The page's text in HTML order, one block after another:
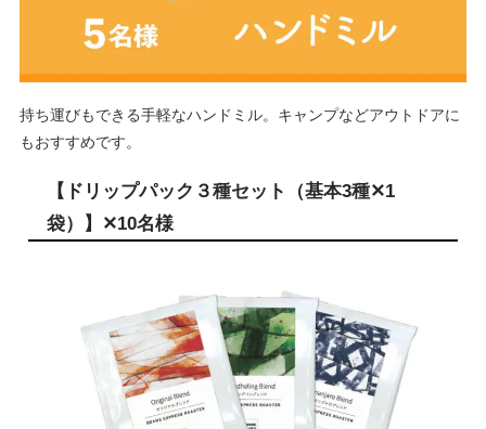
持ち運びもできる手軽なハンドミル。キャンプなどアウトドアに
もおすすめです。
【ドリップパック３種セット（基本3種✕1
袋）】✕10名様